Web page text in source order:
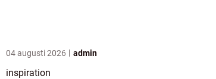
04 augusti 2026 admin
inspiration